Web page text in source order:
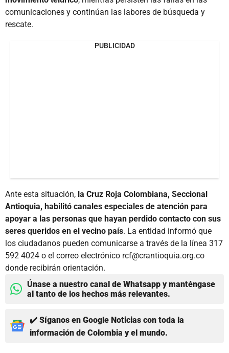
comunicaciones y continúan las labores de búsqueda y
rescate.
PUBLICIDAD
Ante esta situación, la Cruz Roja Colombiana, Seccional
Antioquia, habilitó canales especiales de atención para
apoyar a las personas que hayan perdido contacto con sus
seres queridos en el vecino país. La entidad informó que
los ciudadanos pueden comunicarse a través de la línea 317
592 4024 o el correo electrónico rcf@crantioquia.org.co
donde recibirán orientación.
Únase a nuestro canal de Whatsapp y manténgase
al tanto de los hechos más relevantes.
✔️ Síganos en Google Noticias con toda la
información de Colombia y el mundo.